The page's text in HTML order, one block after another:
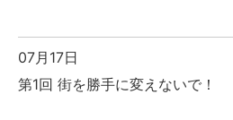
07月17日
第1回 街を勝手に変えないで！